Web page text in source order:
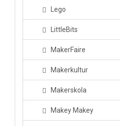
Lego
LittleBits
MakerFaire
Makerkultur
Makerskola
Makey Makey